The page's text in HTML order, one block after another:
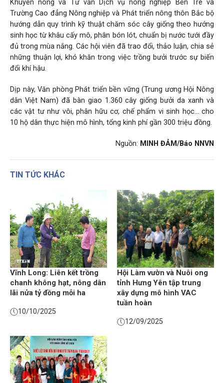
Khuyến nông và Tư vấn Dịch vụ nông nghiệp Bến Tre và
Trường Cao đẳng Nông nghiệp và Phát triển nông thôn Bắc bộ
hướng dẫn quy trình kỹ thuật chăm sóc cây giống theo hướng
sinh học từ khâu cấy mô, phân bón lót, chuẩn bị nước tưới đầy
đủ trong mùa nắng. Các hội viên đã trao đổi, thảo luận, chia sẻ
những thuận lợi, khó khăn trong việc trồng bưởi trước sự biến
đổi khí hậu.
Dịp này, Văn phòng Phát triển bền vững (Trung ương Hội Nông
dân Việt Nam) đã bàn giao 1.360 cây giống bưởi da xanh và
các vật tư như vôi,phân hữu cơ, chế phẩm vi sinh học... cho
10 hộ dân thực hiện mô hình, tổng kinh phí gần 300 triệu đồng.
Nguồn: MINH ĐẢM/Báo NNVN
TIN TỨC KHÁC
Vĩnh Long: Liên kết trồng
chanh không hạt, nông dân
lãi nửa tỷ đồng mỗi ha
10/10/2025
Hội Làm vườn và Nuôi ong
tỉnh Hưng Yên tập trung
xây dựng mô hình VAC
tuần hoàn
12/09/2025